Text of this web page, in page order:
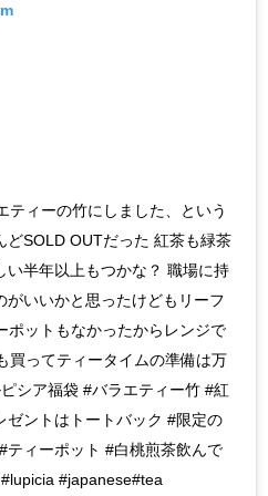
ティーの竹にしました、という
どSOLD OUTだった 紅茶も緑茶
い半年以上もつかな？ 職場に持
がいいかと思ったけどもリーフ
ットもなかったからレンジで
買ってティータイムの準備は万
シア福袋 #バラエティー竹 #紅
ゼントはトートバック #限定の
ティーポット #白桃煎茶飲んで
#japanese#tea